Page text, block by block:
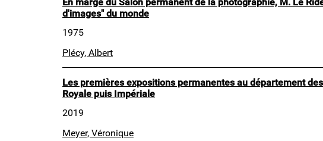
d'images" du monde
1975
Plécy, Albert
Les premières expositions permanentes au département
Royale puis Impériale
2019
Meyer, Véronique